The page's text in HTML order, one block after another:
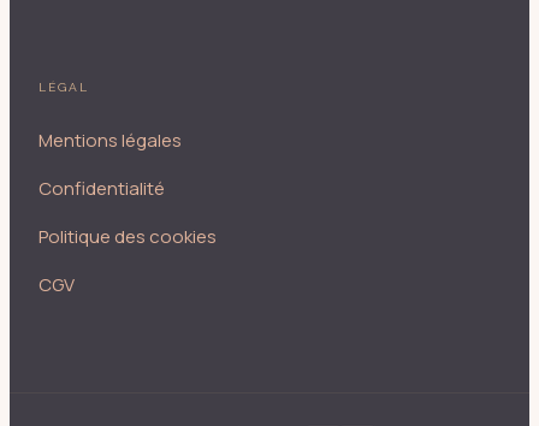
LÉGAL
Mentions légales
Confidentialité
Politique des cookies
CGV